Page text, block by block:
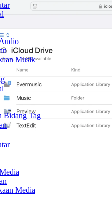
Musik
Bidang Tag
Media